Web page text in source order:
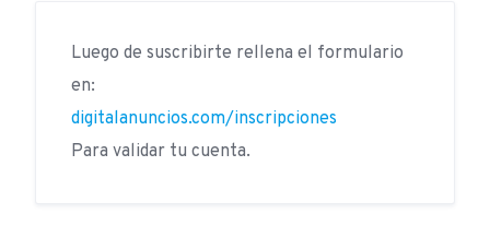
Luego de suscribirte rellena el formulario
en:
digitalanuncios.com/inscripciones
Para validar tu cuenta.